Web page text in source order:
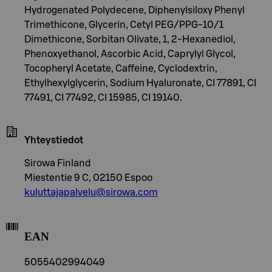
Hydrogenated Polydecene, Diphenylsiloxy Phenyl
Trimethicone, Glycerin, Cetyl PEG/PPG-10/1
Dimethicone, Sorbitan Olivate, 1, 2-Hexanediol,
Phenoxyethanol, Ascorbic Acid, Caprylyl Glycol,
Tocopheryl Acetate, Caffeine, Cyclodextrin,
Ethylhexylglycerin, Sodium Hyaluronate, CI 77891, CI
77491, CI 77492, CI 15985, CI 19140.
Yhteystiedot
Sirowa Finland
Miestentie 9 C, 02150 Espoo
kuluttajapalvelu@sirowa.com
EAN
5055402994049